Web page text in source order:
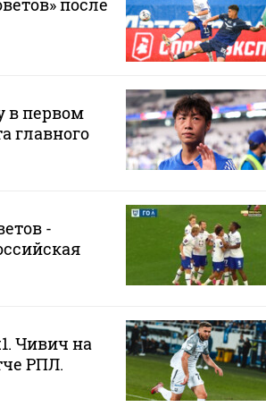
после
в первом
главного
-
Чивич на
РПЛ.